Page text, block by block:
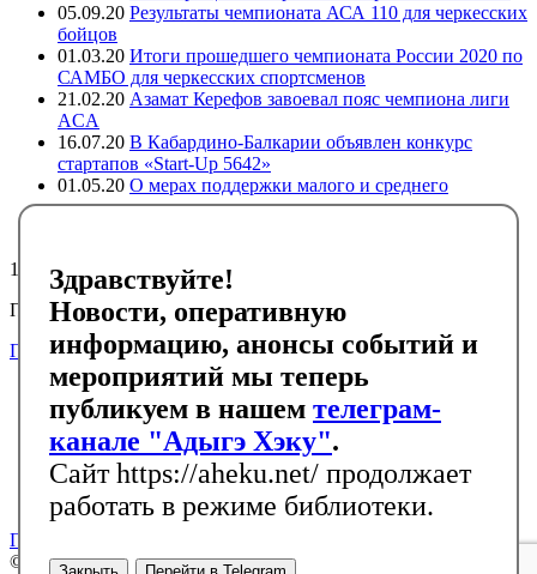
05.09.20 Результаты чемпионата АСА 110 для черкесских
бойцов
01.03.20 Итоги прошедшего чемпионата России 2020 по
САМБО для черкесских спортсменов
21.02.20 Азамат Керефов завоевал пояс чемпиона лиги
ACA
16.07.20 В Кабардино-Балкарии объявлен конкурс
стартапов «Start-Up 5642»
01.05.20 О мерах поддержки малого и среднего
предпринимательства в регионах компактного
12387
Подписывайтесь на черкесский инфоканал в Telegram
Подписаться
Главная
Новости
События
Библиотека
Галерея
Контакты
Политика конфиденциальности
© Адыгэ ХэкуRSS
Здравствуйте!
Новости, оперативную
информацию, анонсы событий и
мероприятий мы теперь
публикуем в нашем телеграм-
канале "Адыгэ Хэку".
Сайт https://aheku.net/ продолжает
работать в режиме библиотеки.